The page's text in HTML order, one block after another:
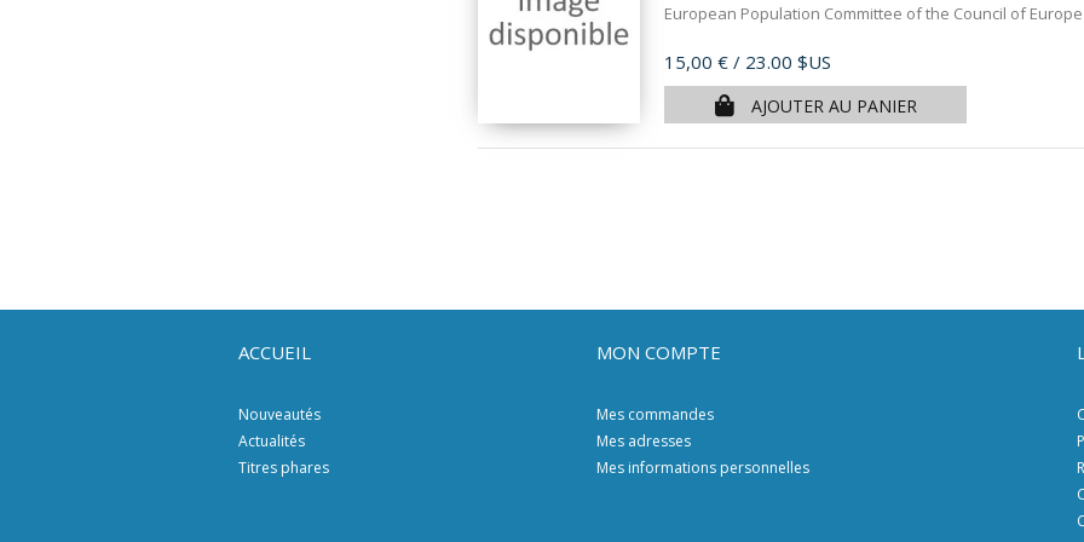
European Population Committee of the Council of
Prix
15,00 € / 23.00 $US
AJOUTER AU PANIER
ACCUEIL
Nouveautés
Actualités
Titres phares
MON COMPTE
Mes commandes
Mes adresses
Mes informations personnelles